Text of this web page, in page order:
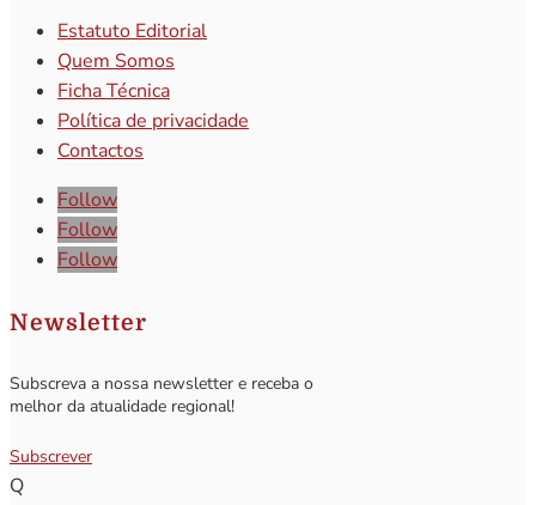
Estatuto Editorial
Quem Somos
Ficha Técnica
Política de privacidade
Contactos
Follow
Follow
Follow
Newsletter
Subscreva a nossa newsletter e receba o
melhor da atualidade regional!
Subscrever
Q